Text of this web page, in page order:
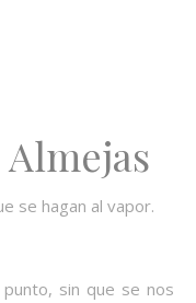
se hagan al vapor.
sin que se nos